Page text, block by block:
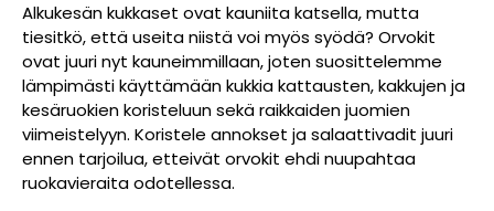
Alkukesän kukkaset ovat kauniita katsella, mutta
tiesitkö, että useita niistä voi myös syödä? Orvokit
ovat juuri nyt kauneimmillaan, joten suosittelemme
lämpimästi käyttämään kukkia kattausten, kakkujen ja
kesäruokien koristeluun sekä raikkaiden juomien
viimeistelyyn. Koristele annokset ja salaattivadit juuri
ennen tarjoilua, etteivät orvokit ehdi nuupahtaa
ruokavieraita odotellessa.